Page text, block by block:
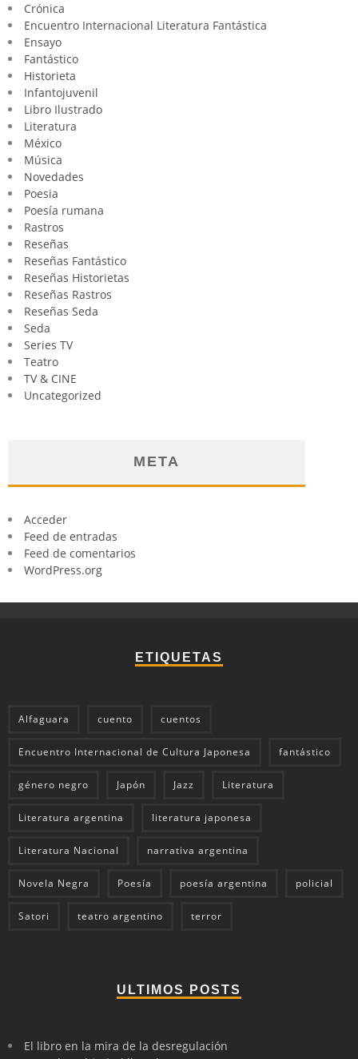
Crónica
Encuentro Internacional Literatura Fantástica
Ensayo
Fantástico
Historieta
Infantojuvenil
Libro Ilustrado
Literatura
México
Música
Novedades
Poesia
Poesía rumana
Rastros
Reseñas
Reseñas Fantástico
Reseñas Historietas
Reseñas Rastros
Reseñas Seda
Seda
Series TV
Teatro
TV & CINE
Uncategorized
META
Acceder
Feed de entradas
Feed de comentarios
WordPress.org
ETIQUETAS
Alfaguara cuento cuentos
Encuentro Internacional de Cultura Japonesa fantástico
género negro Japón Jazz Literatura
Literatura argentina literatura japonesa
Literatura Nacional narrativa argentina
Novela Negra Poesía poesía argentina policial
Satori teatro argentino terror
ULTIMOS POSTS
El libro en la mira de la desregulación